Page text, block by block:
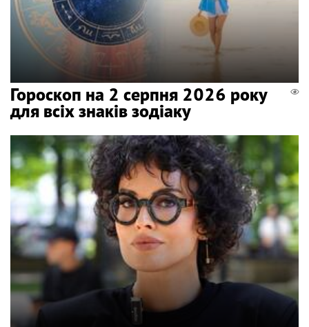
Гороскоп на 2 серпня 2026 року
для всіх знаків зодіаку